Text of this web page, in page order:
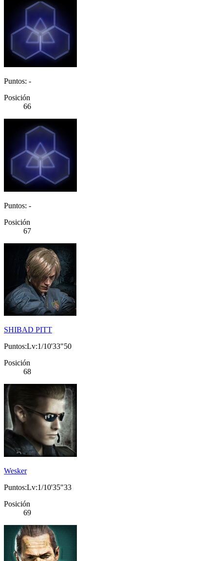
Puntos: -
Posición
66
Puntos: -
Posición
67
SHIBAD PITT
Puntos:Lv:1/10'33"50
Posición
68
Wesker
Puntos:Lv:1/10'35"33
Posición
69